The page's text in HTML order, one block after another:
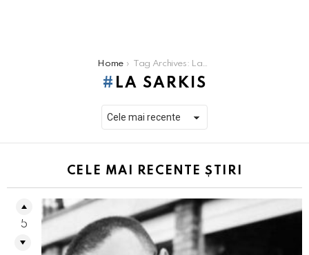
Home Tag Archives: La Sarkis
LA SARKIS
CELE MAI RECENTE ȘTIRI
5